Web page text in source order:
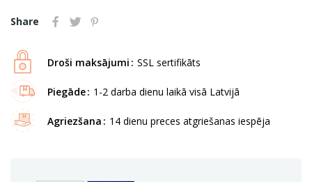
Share
Droši maksājumi SSL sertifikāts
Piegāde 1-2 darba dienu laikā visā Latvijā
Agriezšana 14 dienu preces atgriešanas iespēja